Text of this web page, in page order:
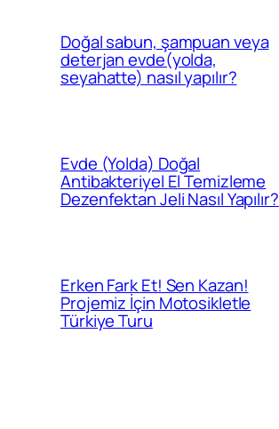
Doğal sabun, şampuan veya
deterjan evde(yolda,
seyahatte) nasıl yapılır?
Evde (Yolda) Doğal
Antibakteriyel El Temizleme
Dezenfektan Jeli Nasıl Yapılır?
Erken Fark Et! Sen Kazan!
Projemiz İçin Motosikletle
Türkiye Turu